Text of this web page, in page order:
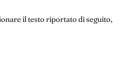
il testo riportato di seguito,